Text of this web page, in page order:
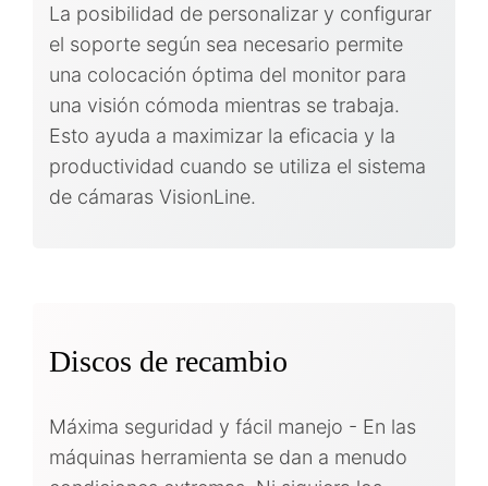
La posibilidad de personalizar y configurar
el soporte según sea necesario permite
una colocación óptima del monitor para
una visión cómoda mientras se trabaja.
Esto ayuda a maximizar la eficacia y la
productividad cuando se utiliza el sistema
de cámaras VisionLine.
Discos de recambio
Máxima seguridad y fácil manejo - En las
máquinas herramienta se dan a menudo